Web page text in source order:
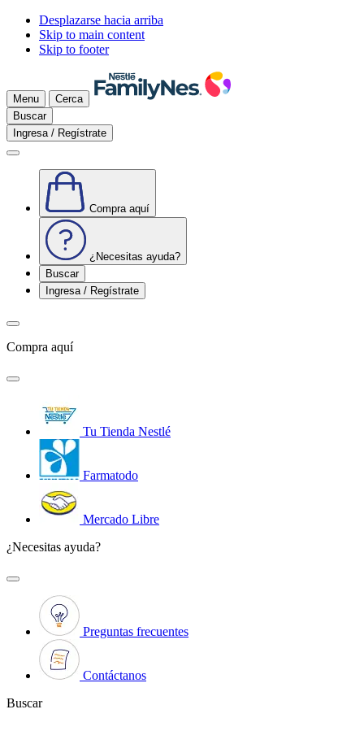
Desplazarse hacia arriba
Skip to main content
Skip to footer
Menu
Cerca
Buscar
Ingresa / Regístrate
Compra aquí
¿Necesitas ayuda?
Buscar
Ingresa / Regístrate
Compra aquí
Tu Tienda Nestlé
Farmatodo
Mercado Libre
¿Necesitas ayuda?
Preguntas frecuentes
Contáctanos
Buscar